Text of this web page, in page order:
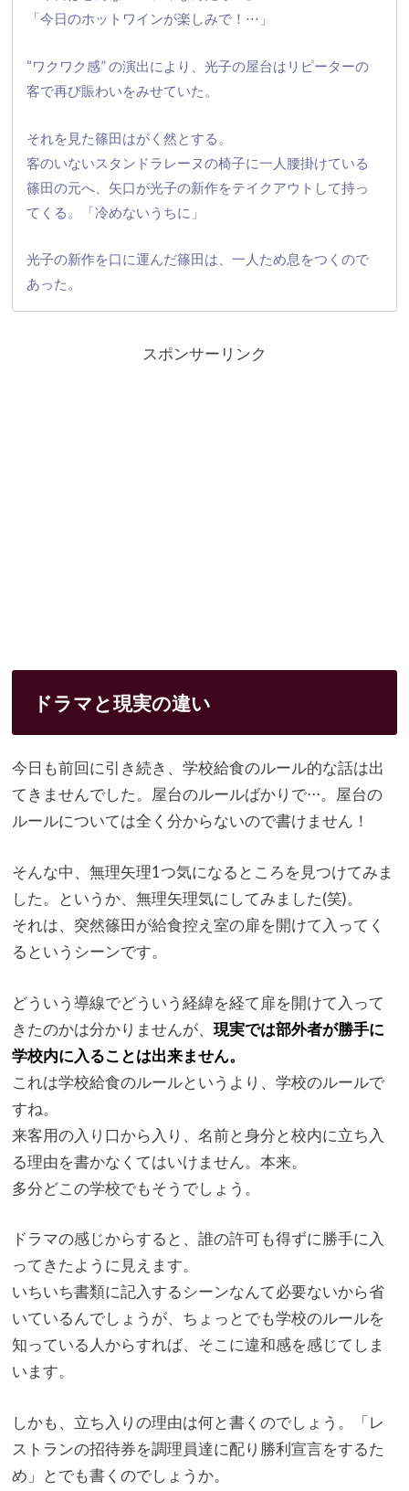
「今日のホットワインが楽しみで！⋅⋅⋅」
“ワクワク感” の演出により、光子の屋台はリピーターの
客で再び賑わいをみせていた。
それを見た篠田はがく然とする。
客のいないスタンドラレーヌの椅子に一人腰掛けている
篠田の元へ、矢口が光子の新作をテイクアウトして持っ
てくる。「冷めないうちに」
光子の新作を口に運んだ篠田は、一人ため息をつくので
あった。
スポンサーリンク
ドラマと現実の違い
今日も前回に引き続き、 学校給食のルール的な話は出
てきませんでした。 屋台のルールばかりで⋅⋅⋅。屋台の
ルールについては全く分からないので書けません！
そんな中、無理矢理1つ気になるところを見つけてみま
した。
というか、無理矢理気にしてみました(笑)。
それは、 突然篠田が給食控え室の扉を開けて入ってく
るというシーンです。
どういう導線でどういう経緯を経て扉を開けて入って
きたのかは分かりませんが、 現実では部外者が勝手に
学校内に入ることは出来ません。
これは学校給食のルールというより、学校のルールで
すね。
来客用の入り口から入り、 名前と身分と校内に立ち入
る理由を書かなくてはいけません。 本来。
多分どこの学校でもそうでしょう。
ドラマの感じからすると、 誰の許可も得ずに勝手に入
ってきたように見えます。
いちいち書類に記入するシーンなんて必要ないから省
いているんでしょうが、ちょっとでも学校のルールを
知っている人からすれば、 そこに違和感を感じてしま
います。
しかも、立ち入りの理由は何と書くのでしょう。「レ
ストランの招待券を調理員達に配り勝利宣言をするた
め」
とでも書くのでしょうか。